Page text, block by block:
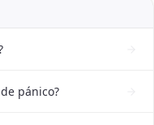
pánico?